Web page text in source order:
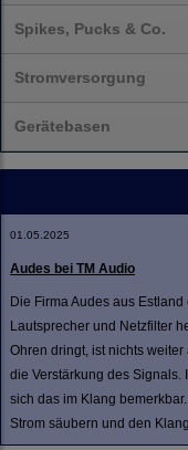
Spikes, Pucks & Co.
Stromversorgung
Gerätebasen
01.05.2025
Audes bei TM Audio
Die Firma Audes aus
Lautsprecher und Netzfilter
Ohren dringt, ist nichts
die Verstärkung des Signals.
sich das im Klang
Strom säubern und den